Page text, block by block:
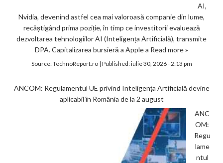
AI,
Nvidia, devenind astfel cea mai valoroasă companie din lume,
recâștigând prima poziție, în timp ce investitorii evaluează
dezvoltarea tehnologiilor AI (Inteligența Artificială), transmite
DPA. Capitalizarea bursieră a Apple a Read more »
Source:TechnoReport.ro| Published:iulie 30, 2026 - 2:13 pm
ANCOM: Regulamentul UE privind Inteligența Artificială devine
aplicabil în România de la 2 august
ANC
OM:
Regu
lame
ntul